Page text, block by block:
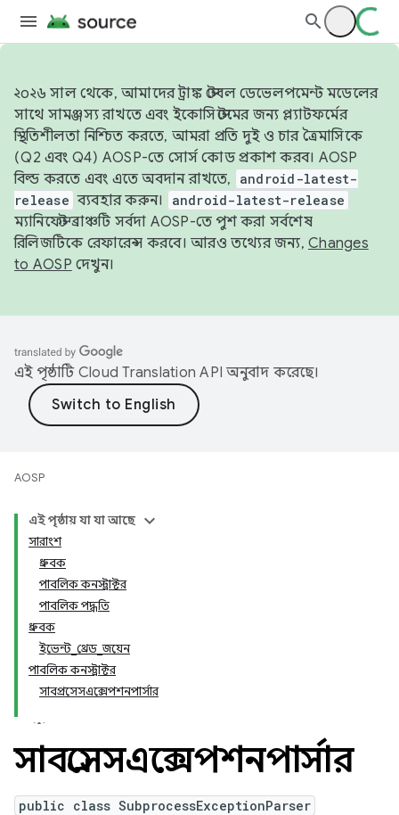
২০২৬ সাল থেকে, আমাদের ট্রাঙ্ক স্টেবল ডেভেলপমেন্ট মডেলের
সাথে সামঞ্জস্য রাখতে এবং ইকোসিস্টেমের জন্য প্ল্যাটফর্মের
স্থিতিশীলতা নিশ্চিত করতে, আমরা প্রতি দুই ও চার ত্রৈমাসিকে
(Q2 এবং Q4) AOSP-তে সোর্স কোড প্রকাশ করব। AOSP
বিল্ড করতে এবং এতে অবদান রাখতে,
android-latest-
release ব্যবহার করুন। android-latest-release
ম্যানিফেস্ট ব্রাঞ্চটি সর্বদা AOSP-তে পুশ করা সর্বশেষ
রিলিজটিকে রেফারেন্স করবে। আরও তথ্যের জন্য, Changes
to AOSP দেখুন।
এই পৃষ্ঠাটি Cloud Translation API অনুবাদ করেছে।
AOSP
এই পৃষ্ঠায় যা যা আছে
সারাংশ
ধ্রুবক
পাবলিক কনস্ট্রাক্টর
পাবলিক পদ্ধতি
ধ্রুবক
ইভেন্ট_থ্রেড_জয়েন
পাবলিক কনস্ট্রাক্টর
সাবপ্রসেসএক্সেপশনপার্সার
সাবপ্রসেসএক্সেপশনপার্সার
public class SubprocessExceptionParser